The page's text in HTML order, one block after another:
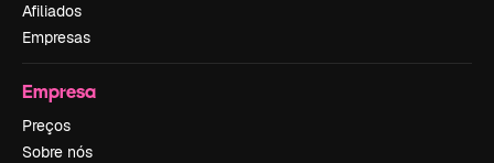
Afiliados
Empresas
Empresa
Preços
Sobre nós